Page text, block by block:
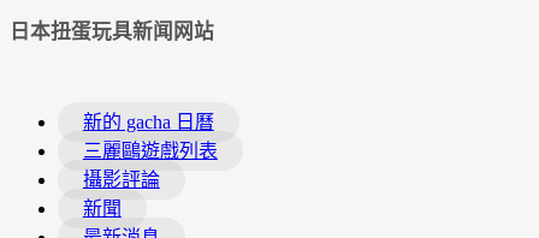
日本扭蛋玩具新闻网站
新的 gacha 日曆
三麗鷗遊戲列表
攝影評論
新聞